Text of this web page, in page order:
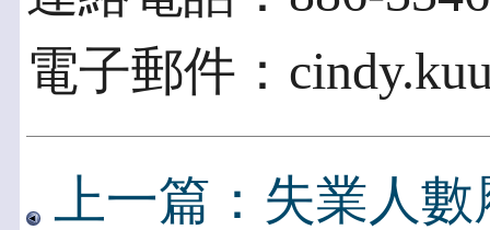
電子郵件：
上一篇：失業人